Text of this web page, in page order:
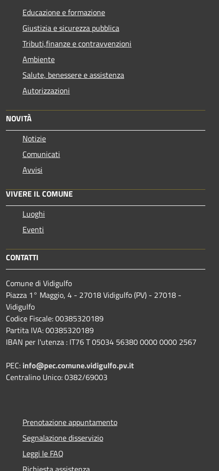
Educazione e formazione
Giustizia e sicurezza pubblica
Tributi,finanze e contravvenzioni
Ambiente
Salute, benessere e assistenza
Autorizzazioni
NOVITÀ
Notizie
Comunicati
Avvisi
VIVERE IL COMUNE
Luoghi
Eventi
CONTATTI
Comune di Vidigulfo
Piazza 1° Maggio, 4 - 27018 Vidigulfo (PV) - 27018 -
Vidigulfo
Codice Fiscale: 00385320189
Partita IVA: 00385320189
IBAN per l'utenza : IT76 T 05034 56380 0000 0000 2567
PEC: info@pec.comune.vidigulfo.pv.it
Centralino Unico: 0382/69003
Prenotazione appuntamento
Segnalazione disservizio
Leggi le FAQ